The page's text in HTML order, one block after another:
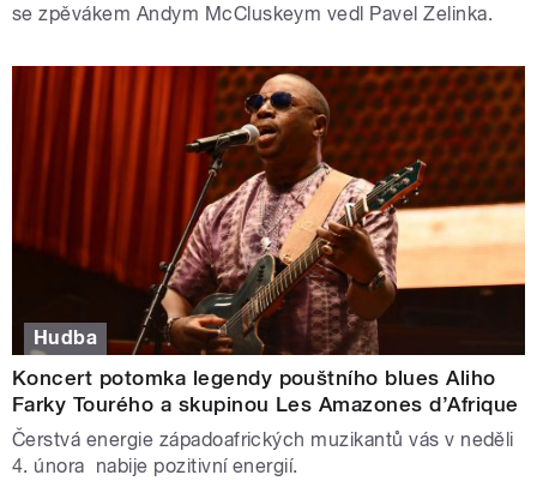
se zpěvákem Andym McCluskeym vedl Pavel Zelinka.
Hudba
Koncert potomka legendy pouštního blues Aliho
Farky Tourého a skupinou Les Amazones d’Afrique
Čerstvá energie západoafrických muzikantů vás v neděli
4. února nabije pozitivní energií.